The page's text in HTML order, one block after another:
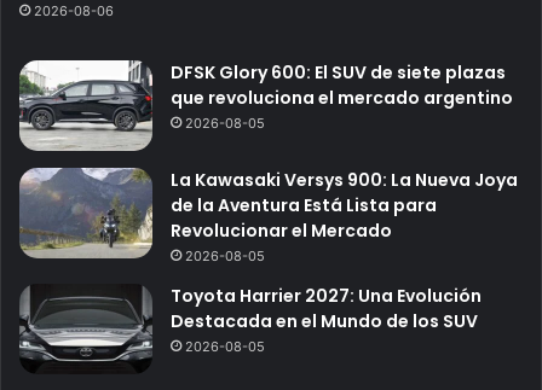
2026-08-06
DFSK Glory 600: El SUV de siete plazas
que revoluciona el mercado argentino
2026-08-05
La Kawasaki Versys 900: La Nueva Joya
de la Aventura Está Lista para
Revolucionar el Mercado
2026-08-05
Toyota Harrier 2027: Una Evolución
Destacada en el Mundo de los SUV
2026-08-05